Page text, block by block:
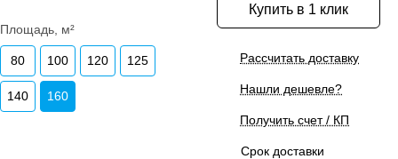
Площадь, м²
80 100 120 125
140 160
Купить в 1 клик
Рассчитать доставку
Нашли дешевле?
Получить счет / КП
Срок доставки